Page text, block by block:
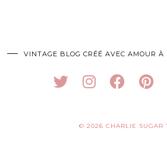
VINTAGE BLOG CRÉÉ AVEC AMOUR
© 2026 CHARLIE SUGAR